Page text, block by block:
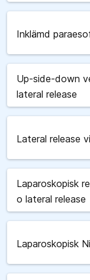
Inklämd
Up-side-down
lateral release
Lateral release
Laparoskopisk
o lateral release
Laparoskopisk